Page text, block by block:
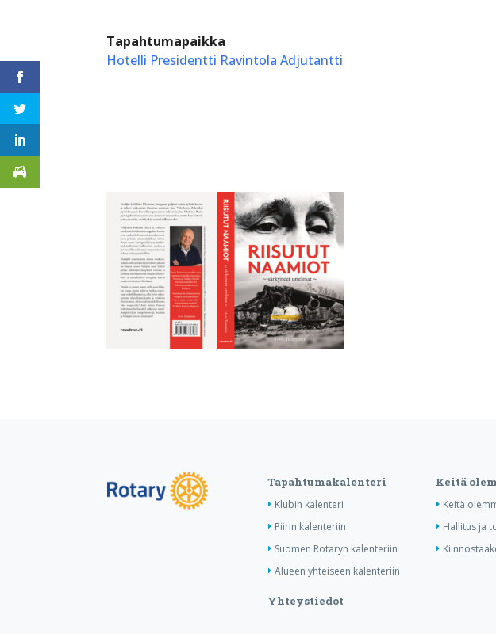
Tapahtumapaikka
Hotelli Presidentti Ravintola Adjutantti
Tapahtumakalenteri
Klubin kalenteri
Piirin kalenteriin
Suomen Rotaryn kalenteriin
Alueen yhteiseen kalenteriin
Keitä
Keitä
Hallitus ja
Yhteystiedot